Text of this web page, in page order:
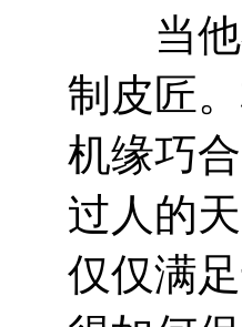
当他在
制皮匠
机缘巧
过人的
仅仅满